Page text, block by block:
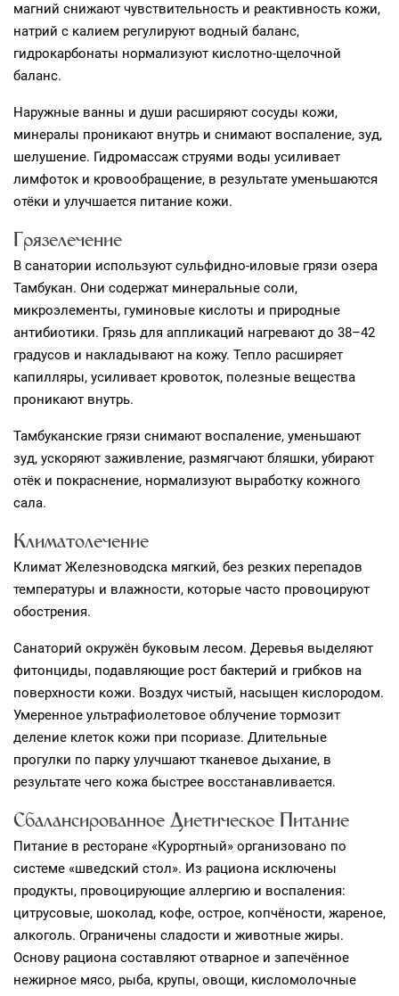
магний снижают чувствительность и реактивность кожи,
натрий с калием регулируют водный баланс,
гидрокарбонаты нормализуют кислотно-щелочной
баланс.
Наружные ванны и души расширяют сосуды кожи,
минералы проникают внутрь и снимают воспаление, зуд,
шелушение. Гидромассаж струями воды усиливает
лимфоток и кровообращение, в результате уменьшаются
отёки и улучшается питание кожи.
Грязелечение
В санатории используют сульфидно-иловые грязи озера
Тамбукан. Они содержат минеральные соли,
микроэлементы, гуминовые кислоты и природные
антибиотики. Грязь для аппликаций нагревают до 38–42
градусов и накладывают на кожу. Тепло расширяет
капилляры, усиливает кровоток, полезные вещества
проникают внутрь.
Тамбуканские грязи снимают воспаление, уменьшают
зуд, ускоряют заживление, размягчают бляшки, убирают
отёк и покраснение, нормализуют выработку кожного
сала.
Климатолечение
Климат Железноводска мягкий, без резких перепадов
температуры и влажности, которые часто провоцируют
обострения.
Санаторий окружён буковым лесом. Деревья выделяют
фитонциды, подавляющие рост бактерий и грибков на
поверхности кожи. Воздух чистый, насыщен кислородом.
Умеренное ультрафиолетовое облучение тормозит
деление клеток кожи при псориазе. Длительные
прогулки по парку улучшают тканевое дыхание, в
результате чего кожа быстрее восстанавливается.
Сбалансированное Диетическое Питание
Питание в ресторане «Курортный» организовано по
системе «шведский стол». Из рациона исключены
продукты, провоцирующие аллергию и воспаления:
цитрусовые, шоколад, кофе, острое, копчёности, жареное,
алкоголь. Ограничены сладости и животные жиры.
Основу рациона составляют отварное и запечённое
нежирное мясо, рыба, крупы, овощи, кисломолочные